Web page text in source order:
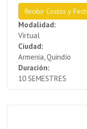
Recibir Costos y
Modalidad:
Virtual
Ciudad:
Armenia, Quindío
Duración:
10 SEMESTRES